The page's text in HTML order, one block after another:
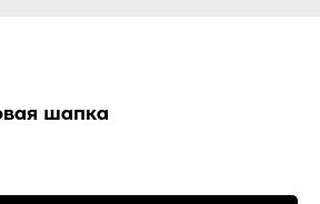
шапка